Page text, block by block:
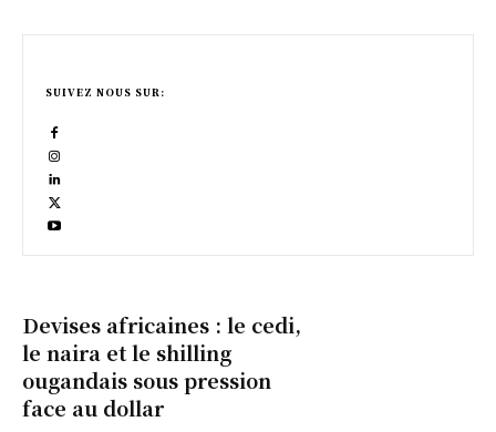
Devises africaines : le cedi,
le naira et le shilling
ougandais sous pression
face au dollar
SUIVEZ NOUS SUR: